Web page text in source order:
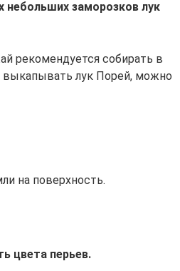
небольших заморозков лук
рекомендуется собирать в
выкапывать лук Порей, можно
на поверхность.
цвета перьев.